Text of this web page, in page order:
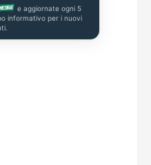
e aggiornate ogni 5
informativo per i nuovi